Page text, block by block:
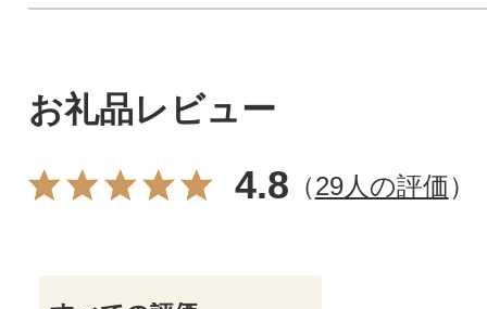
お礼品レビュー
4.8 （29人の評価）